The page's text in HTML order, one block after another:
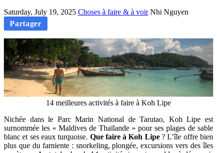
Saturday, July 19, 2025 Choses à faire & à voir Nhi Nguyen
Partager
14 meilleures activités à faire à Koh Lipe
Nichée dans le Parc Marin National de Tarutao, Koh Lipe est
surnommée les « Maldives de Thaïlande » pour ses plages de sable
blanc et ses eaux turquoise. Que faire à Koh Lipe? L’île offre bien
plus que du farniente : snorkeling, plongée, excursions vers des îles